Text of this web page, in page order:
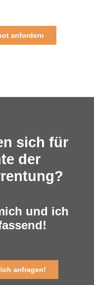
anfordern
sich für
der
und ich
anfragen!